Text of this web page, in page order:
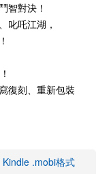
智對決！
叱吒江湖，
復刻、重新包裝
Kindle .mobi格式